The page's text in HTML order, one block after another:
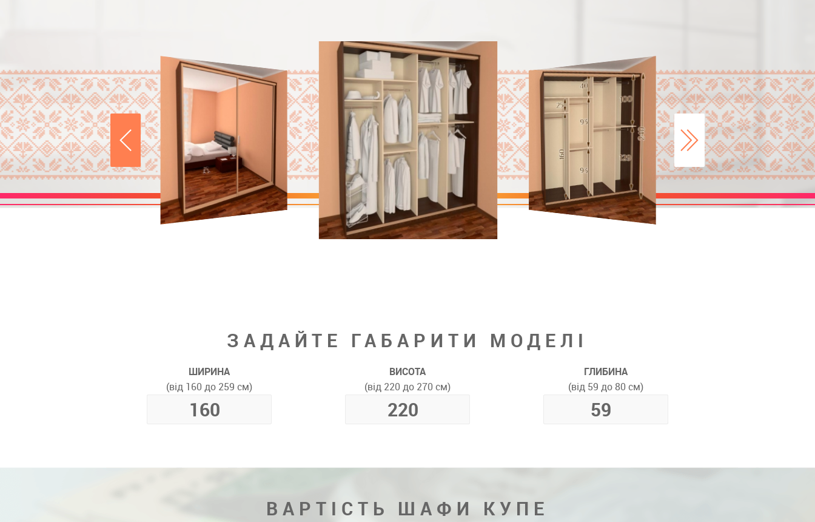
ЗАДАЙТЕ ГАБАРИТИ МОДЕЛІ
ШИРИНА
(від 160 до 259 см)
ВИСОТА
(від 220 до 270 см)
ГЛИБИНА
(від 59 до 80 см)
ВАРТІСТЬ ШАФИ КУПЕ